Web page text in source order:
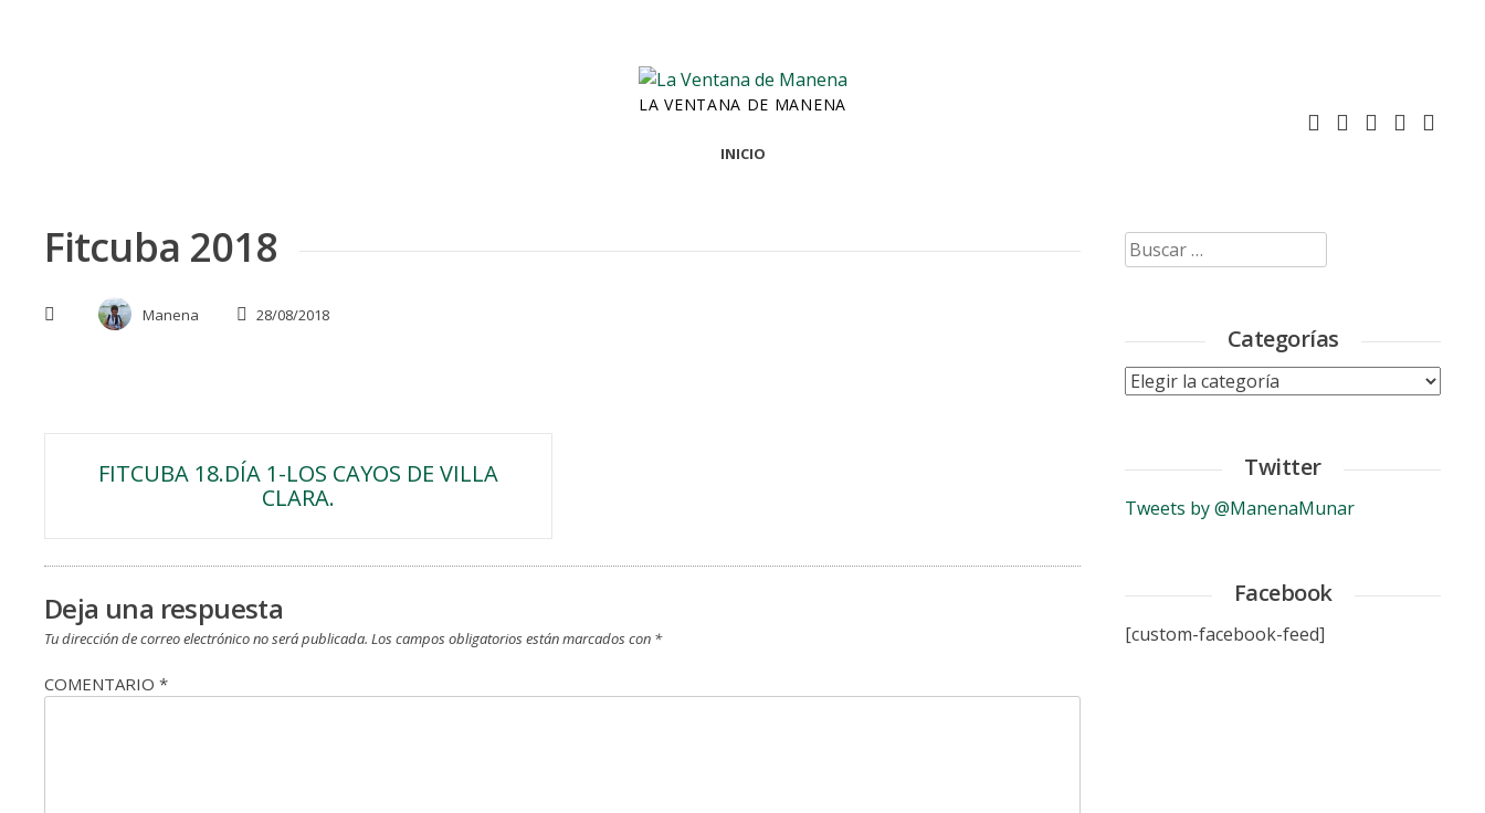
LA VENTANA DE MANENA
INICIO
Fitcuba 2018
Manena 28/08/2018
Navegación
entradas
FITCUBA 18.DÍA 1-LOS CAYOS DE VILLA
CLARA.
Deja una respuesta
Tu dirección de correo electrónico no será publicada. Los campos obligatorios están marcados con *
COMENTARIO *
Buscar:
Categorías
Categorías
Twitter
Tweets by @ManenaMunar
Facebook
[custom-facebook-feed]